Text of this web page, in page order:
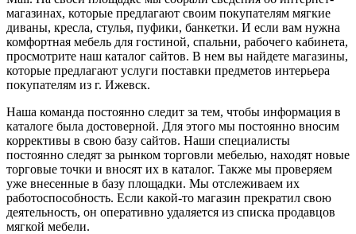
магазинах, которые предлагают своим покупателям мягкие
диваны, кресла, стулья, пуфики, банкетки. И если вам нужна
комфортная мебель для гостиной, спальни, рабочего кабинета,
просмотрите наш каталог сайтов. В нем вы найдете магазины,
которые предлагают услуги поставки предметов интерьера
покупателям из г. Ижевск.
Наша команда постоянно следит за тем, чтобы информация в
каталоге была достоверной. Для этого мы постоянно вносим
коррективы в свою базу сайтов. Наши специалисты
постоянно следят за рынком торговли мебелью, находят новые
торговые точки и вносят их в каталог. Также мы проверяем
уже внесенные в базу площадки. Мы отслеживаем их
работоспособность. Если какой-то магазин прекратил свою
деятельность, он оперативно удаляется из списка продавцов
мягкой мебели.